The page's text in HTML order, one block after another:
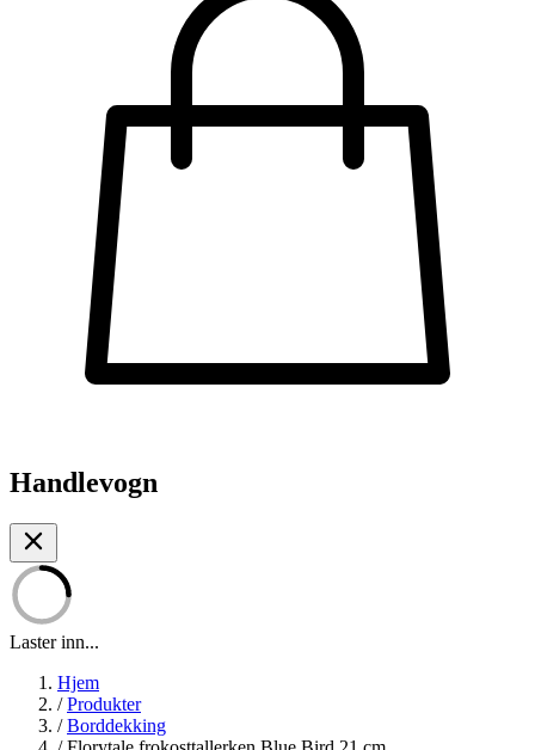
Handlevogn
Laster inn...
Hjem
/ Produkter
/ Borddekking